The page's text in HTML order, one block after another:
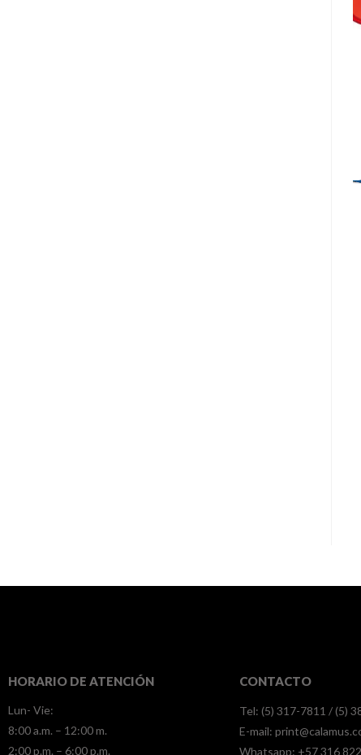
HORARIO DE ATENCIÓN
Lun- Vie:
8:00 a.m. – 12:00 m.
2:00 p.m. – 6:00 p.m.
CONTACTO
Tel: (5) 317-7811 / (5)
E-mail:
Whatsapp: +57 316